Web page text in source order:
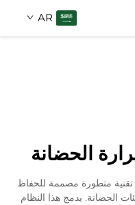
AR
الحضانة
تقنية متطورة مصممة للحفاظ
الحضانة. يدمج هذا النظام